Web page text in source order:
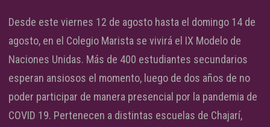
Desde este viernes 12 de agosto hasta el domingo 14 de
agosto, en el Colegio Marista se vivirá el IX Modelo de
Naciones Unidas. Más de 400 estudiantes secundarios
esperan ansiosos el momento, luego de dos años de no
poder participar de manera presencial por la pandemia de
COVID 19. Pertenecen a distintas escuelas de Chajarí,